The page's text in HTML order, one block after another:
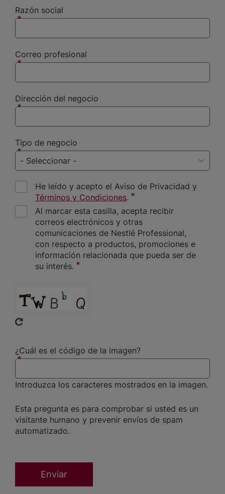
Razón social
Correo profesional
Dirección del negocio
Tipo de negocio
He leído y acepto el Aviso de Privacidad y
Términos y Condiciones.
Al marcar esta casilla, acepta recibir
correos electrónicos y otras
comunicaciones de Nestlé Professional,
con respecto a productos, promociones e
información relacionada que pueda ser de
su interés.
¿Cuál es el código de la imagen?
Introduzca los caracteres mostrados en la imagen.
Esta pregunta es para comprobar si usted es un
visitante humano y prevenir envíos de spam
automatizado.